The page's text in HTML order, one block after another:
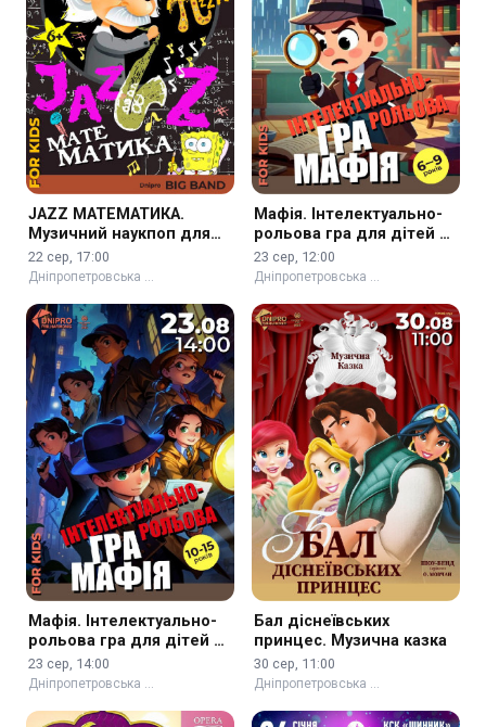
JAZZ МАТЕМАТИКА.
Музичний наукпоп для
всієї родини
22 сер, 17:00
Дніпропетровська …
Мафія. Інтелектуально-
рольова гра для дітей 6-
8 років
23 сер, 12:00
Дніпропетровська …
Мафія. Інтелектуально-
рольова гра для дітей 6-
8 років
23 сер, 14:00
Дніпропетровська …
Бал діснеївських
принцес. Музична казка
30 сер, 11:00
Дніпропетровська …